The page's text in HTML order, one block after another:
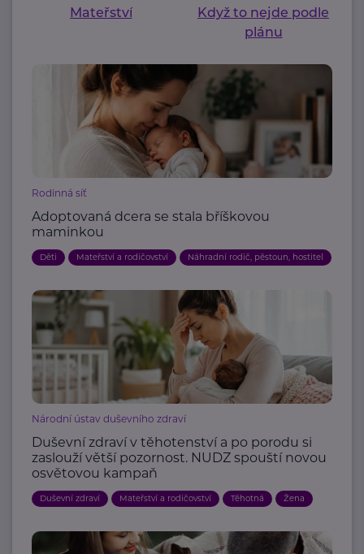
Mateřství
Když to nejde podle
plánu
Rodinná síť
Adoptovaná dcera se stala bříškovou
maminkou
Děti Mateřství a rodičovství Náhradní rodič, pěstoun, hostitel
Národní ústav duševního zdraví
Duševní zdraví v těhotenství a po porodu si
zaslouží větší pozornost. NUDZ spouští novou
osvětovou kampaň
Duševní zdraví Mateřství a rodičovství Těhotná Žena